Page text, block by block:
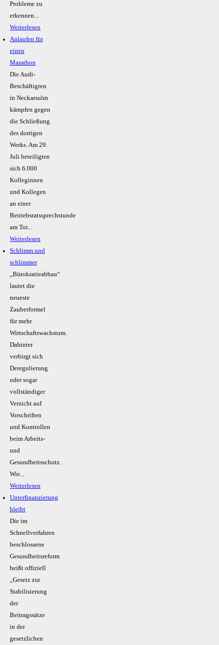
Probleme zu
erkennen...
Weiterlesen
Anlaufen für
einen
Marathon
Die Audi-
Beschäftigten
in Neckarsulm
kämpfen gegen
die Schließung
des dortigen
Werks. Am 29.
Juli beteiligten
sich 6.000
Kolleginnen
und Kollegen
an einer
Betriebsratssprechstunde
am Tor...
Weiterlesen
Schlimm und
schlimmer
„Bürokratieabbau“
lautet die
neueste
Zauberformel
für mehr
Wirtschaftswachstum.
Dahinter
verbirgt sich
Deregulierung
oder sogar
vollständiger
Verzicht auf
Vorschriften
und Kontrollen
beim Arbeits-
und
Gesundheitsschutz.
Wie...
Weiterlesen
Unterfinanzierung
bleibt
Die im
Schnellverfahren
beschlossene
Gesundheitsreform
heißt offiziell
„Gesetz zur
Stabilisierung
der
Beitragssätze
in der
gesetzlichen